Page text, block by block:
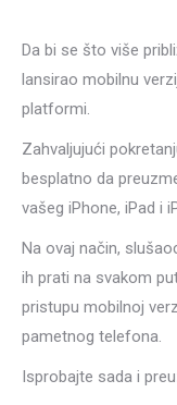
Da bi se što više
lansirao mobilnu
platformi.
Zahvaljujući
besplatno da
vašeg iPhone, iPad i
Na ovaj način,
ih prati na svakom
pristupu mobilnoj
pametnog telefona.
Isprobajte sada i